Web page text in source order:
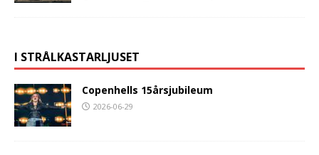
I STRÅLKASTARLJUSET
Copenhells 15årsjubileum
2026-06-29